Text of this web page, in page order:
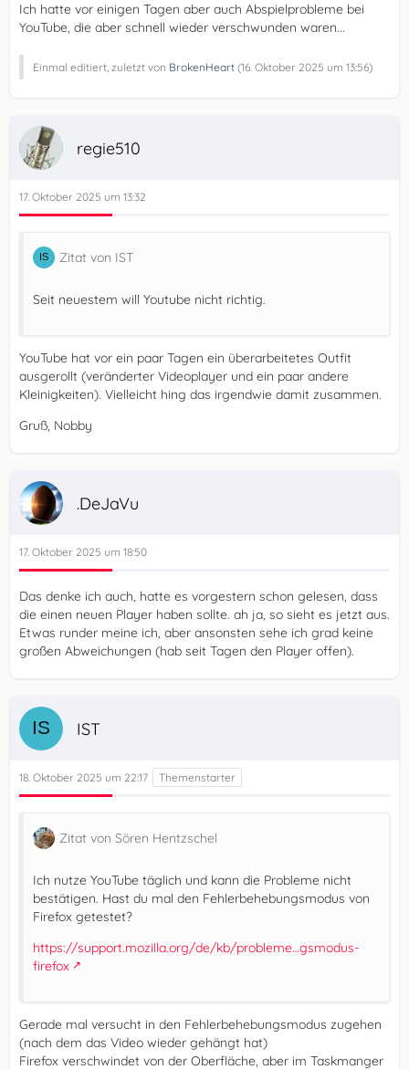
Ich hatte vor einigen Tagen aber auch Abspielprobleme bei
YouTube, die aber schnell wieder verschwunden waren...
Einmal editiert, zuletzt von BrokenHeart (16. Oktober 2025 um 13:56)
regie510
17. Oktober 2025 um 13:32
Zitat von IST
Seit neuestem will Youtube nicht richtig.
YouTube hat vor ein paar Tagen ein überarbeitetes Outfit
ausgerollt (veränderter Videoplayer und ein paar andere
Kleinigkeiten). Vielleicht hing das irgendwie damit zusammen.
Gruß, Nobby
.DeJaVu
17. Oktober 2025 um 18:50
Das denke ich auch, hatte es vorgestern schon gelesen, dass
die einen neuen Player haben sollte. ah ja, so sieht es jetzt aus.
Etwas runder meine ich, aber ansonsten sehe ich grad keine
großen Abweichungen (hab seit Tagen den Player offen).
IST
18. Oktober 2025 um 22:17
Zitat von Sören Hentzschel
Ich nutze YouTube täglich und kann die Probleme nicht
bestätigen. Hast du mal den Fehlerbehebungsmodus von
Firefox getestet?
https://support.mozilla.org/de/kb/probleme…gsmodus-
firefox
Gerade mal versucht in den Fehlerbehebungsmodus zugehen
(nach dem das Video wieder gehängt hat)
Firefox verschwindet von der Oberfläche, aber im Taskmanger